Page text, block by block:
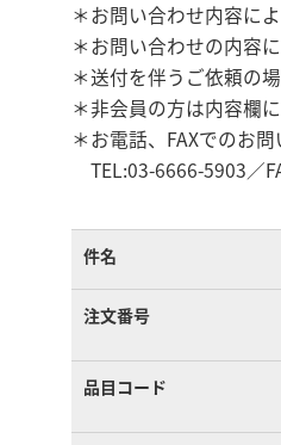
＊お問い合わせ内容に
＊お問い合わせの内容
＊送付を伴うご依頼の
＊非会員の方は内容欄
＊お電話、FAXでのお
TEL:03-6666-5903／
件名
注文番号
品目コード